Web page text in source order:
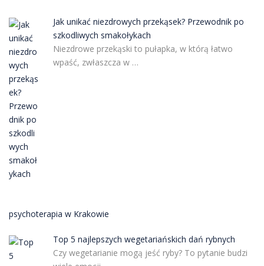
Jak unikać niezdrowych przekąsek? Przewodnik po
szkodliwych smakołykach
Niezdrowe przekąski to pułapka, w którą łatwo
wpaść, zwłaszcza w …
psychoterapia w Krakowie
Top 5 najlepszych wegetariańskich dań rybnych
Czy wegetarianie mogą jeść ryby? To pytanie budzi